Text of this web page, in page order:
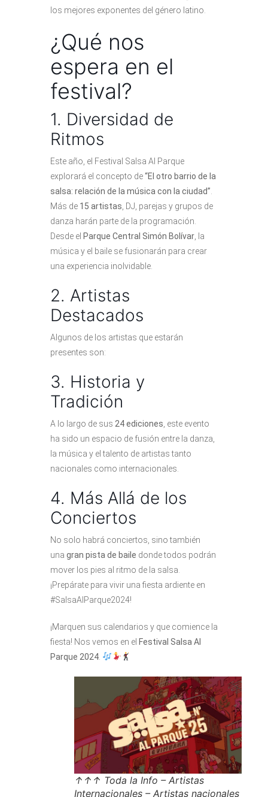
los mejores exponentes del género latino.
¿Qué nos
espera en el
festival?
1. Diversidad de
Ritmos
Este año, el Festival Salsa Al Parque
explorará el concepto de“El otro barrio de la
salsa: relación de la música con la ciudad”
Más de 15 artistas , DJ, parejas y grupos de
danza harán parte de la programación.
Desde el Parque Central Simón Bolívar , la
música y el baile se fusionarán para crear
una experiencia inolvidable.
2. Artistas
Destacados
Algunos de los artistas que estarán
presentes son:
3. Historia y
Tradición
A lo largo de sus 24 ediciones , este evento
ha sido un espacio de fusión entre la danza,
la música y el talento de artistas tanto
nacionales como internacionales.
4. Más Allá de los
Conciertos
No solo habrá conciertos, sino también
una gran pista de baile donde todos podrán
mover los pies al ritmo de la salsa.
¡Prepárate para vivir una fiesta ardiente en
#SalsaAlParque2024!
¡Marquen sus calendarios y que comience la
fiesta! Nos vemos en el Festival Salsa Al
Parque 2024
↑↑↑ Toda la Info – Artistas
Internacionales – Artistas nacionales